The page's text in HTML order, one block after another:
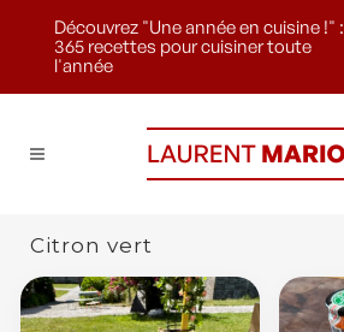
Découvrez "Une année en cuisine !" :
365 recettes pour cuisiner toute
l'année
Citron vert